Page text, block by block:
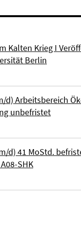
Kalten Krieg I
Berlin
d) Arbeitsbereich
unbefristet
d) 41 MoStd.
SHK